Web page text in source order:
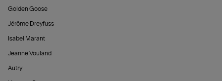
Golden Goose
Jérôme Dreyfuss
Isabel Marant
Jeanne Vouland
Autry